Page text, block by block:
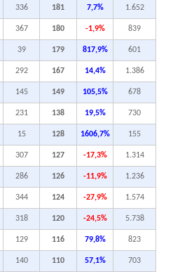
336 181 7,7% 1.652
367 180 -1,9% 839
39 179 817,9% 601
292 167 14,4% 1.386
145 149 105,5% 678
231 138 19,5% 730
15 128 1606,7% 155
307 127 -17,3% 1.314
286 126 -11,9% 1.236
344 124 -27,9% 1.574
318 120 -24,5% 5.738
129 116 79,8% 823
140 110 57,1% 703